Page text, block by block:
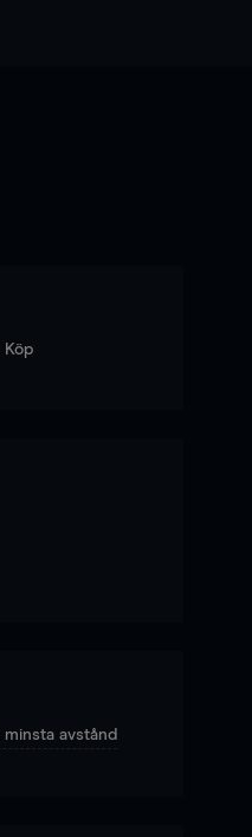
Köp
minsta avstånd